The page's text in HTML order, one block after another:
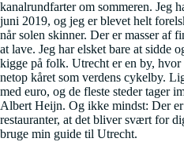
kanalrundfarter om sommeren. Jeg
juni 2019, og jeg er blevet helt
når solen skinner. Der er masser af
at lave. Jeg har elsket bare at sidde
kigge på folk. Utrecht er en by, hvor
netop kåret som verdens cykelby.
med euro, og de fleste steder tager
Albert Heijn. Og ikke mindst: Der er
restauranter, at det bliver svært for
bruge min guide til Utrecht.